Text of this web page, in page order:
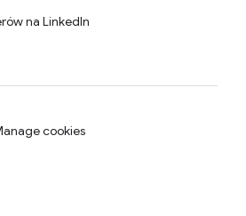
na LinkedIn
cookies